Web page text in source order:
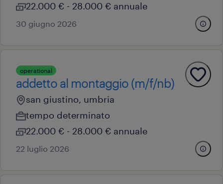
22.000 € - 28.000 € annuale
30 giugno 2026
operational
addetto al montaggio (m/f/nb)
san giustino, umbria
tempo determinato
22.000 € - 28.000 € annuale
22 luglio 2026